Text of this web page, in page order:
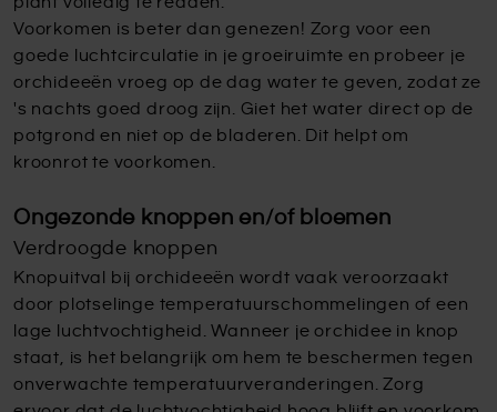
Voorkomen is beter dan genezen! Zorg voor een
goede luchtcirculatie in je groeiruimte en probeer je
orchideeën vroeg op de dag water te geven, zodat ze
's nachts goed droog zijn. Giet het water direct op de
potgrond en niet op de bladeren. Dit helpt om
kroonrot te voorkomen.
Ongezonde knoppen en/of bloemen
Verdroogde knoppen
Knopuitval bij orchideeën wordt vaak veroorzaakt
door plotselinge temperatuurschommelingen of een
lage luchtvochtigheid. Wanneer je orchidee in knop
staat, is het belangrijk om hem te beschermen tegen
onverwachte temperatuurveranderingen. Zorg